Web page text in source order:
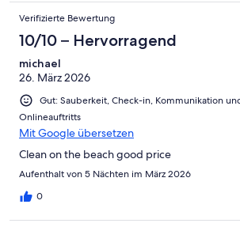
Verifizierte Bewertung
10/10 – Hervorragend
michael
26. März 2026
Gut: Sauberkeit, Check-in, Kommunikation
Onlineauftritts
Mit Google übersetzen
Clean on the beach good price
Aufenthalt von 5 Nächten im März 2026
0